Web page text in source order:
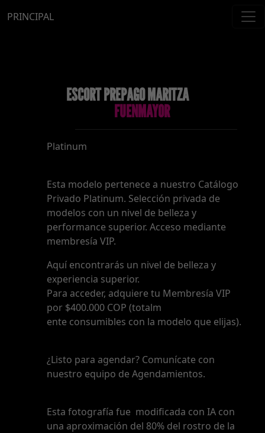
PRINCIPAL
ESCORT PREPAGO MARITZA
FUENMAYOR
Platinum
Esta modelo pertenece a nuestro Catálogo
Privado Platinum. Selección privada de
modelos con un nivel de belleza y
performance superior. Acceso mediante
membresía VIP.
Aquí encontrarás un nivel de belleza y
experiencia superior.
Para acceder, adquiere tu Membresía VIP
por $400.000 COP (totalm
ente consumibles con la modelo que elijas).
¿Listo para agendar? Comunícate con
nuestro equipo de Agendamientos.
Esta fotografía fue modificada con IA con
una aproximación del 80% del rostro de la